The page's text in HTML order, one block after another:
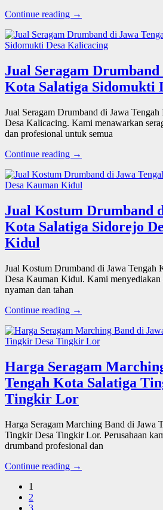
Continue reading →
Jual Seragam Drumband
Kota Salatiga Sidomukti
Jual Seragam Drumband di Jawa
Desa Kalicacing. Kami menawarkan
dan profesional untuk semua
Continue reading →
Jual Kostum Drumband
Kota Salatiga Sidorejo
Kidul
Jual Kostum Drumband di Jawa Tengah
Desa Kauman Kidul. Kami menyediakan
nyaman dan tahan
Continue reading →
Harga Seragam
Tengah Kota Salatiga
Tingkir Lor
Harga Seragam Marching Band di Jawa
Tingkir Desa Tingkir Lor. Perusahaan
drumband profesional dan
Continue reading →
1
2
3